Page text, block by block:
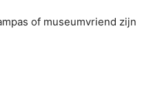
of museumvriend zijn